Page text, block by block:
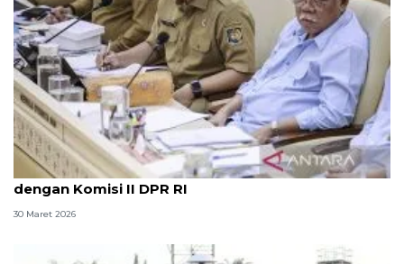
Mendagri jelaskan alasan sempat absen rapat
dengan Komisi II DPR RI
30 Maret 2026